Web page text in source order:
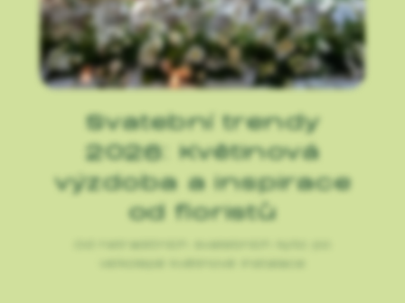
Svatební trendy
2026: Květinová
výzdoba a inspirace
od floristů
Od netradičních svatebních kytic po